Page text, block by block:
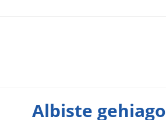
Albiste gehiago